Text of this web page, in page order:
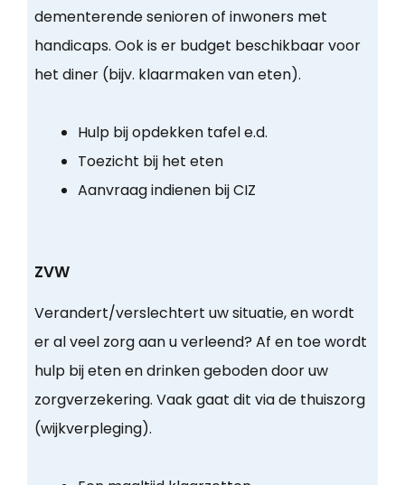
dementerende senioren of inwoners met
handicaps. Ook is er budget beschikbaar voor
het diner (bijv. klaarmaken van eten).
Hulp bij opdekken tafel e.d.
Toezicht bij het eten
Aanvraag indienen bij CIZ
ZVW
Verandert/verslechtert uw situatie, en wordt
er al veel zorg aan u verleend? Af en toe wordt
hulp bij eten en drinken geboden door uw
zorgverzekering. Vaak gaat dit via de thuiszorg
(wijkverpleging).